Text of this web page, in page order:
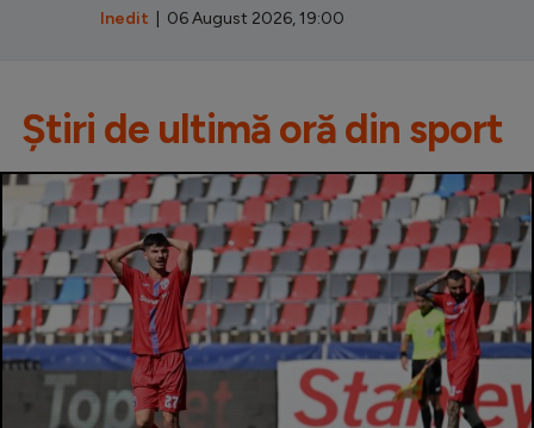
Inedit | 06 August 2026, 19:00
Știri de ultimă oră din sport